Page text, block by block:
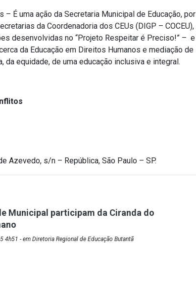
– É uma ação da Secretaria Municipal de Educação, por
da Coordenadoria dos CEUs (DIGP – COCEU),
desenvolvidas no “Projeto Respeitar é Preciso!” – e
da Educação em Direitos Humanos e mediação de
equidade, de uma educação inclusiva e integral.
Azevedo, s/n – República, São Paulo – SP.
Municipal participam da Ciranda do
- em Diretoria Regional de Educação Butantã